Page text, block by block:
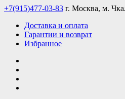
Skip
content
+7(915)477-03-83 г. Москва, м.
Доставка и оплата
Гарантии и возврат
Избранное